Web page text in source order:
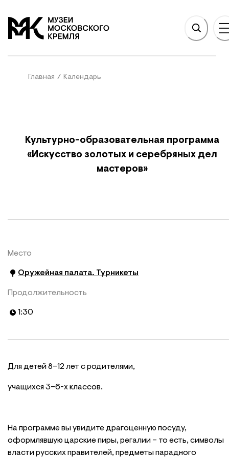
На главную
Главная / Календарь
Культурно-образовательная программа
«Искусство золотых и серебряных дел
мастеров»
Место
Оружейная палата. Турникеты
Продолжительность
1:30
Для детей 8–12 лет с родителями,
учащихся 3–6-х классов.
На программе вы увидите драгоценную посуду,
оформлявшую царские пиры, регалии – то есть, символы
власти русских правителей, предметы парадного